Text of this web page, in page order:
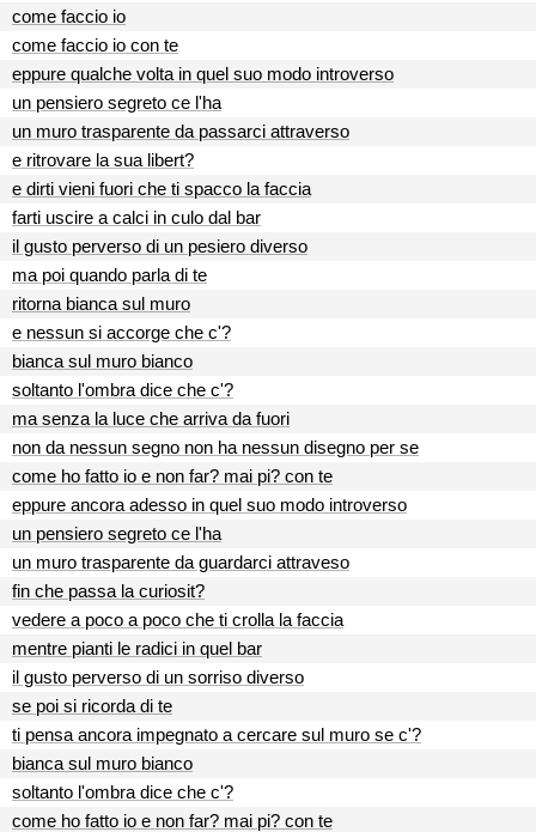
come faccio io
come faccio io con te
eppure qualche volta in quel suo modo introverso
un pensiero segreto ce l'ha
un muro trasparente da passarci attraverso
e ritrovare la sua libert?
e dirti vieni fuori che ti spacco la faccia
farti uscire a calci in culo dal bar
il gusto perverso di un pesiero diverso
ma poi quando parla di te
ritorna bianca sul muro
e nessun si accorge che c'?
bianca sul muro bianco
soltanto l'ombra dice che c'?
ma senza la luce che arriva da fuori
non da nessun segno non ha nessun disegno per se
come ho fatto io e non far? mai pi? con te
eppure ancora adesso in quel suo modo introverso
un pensiero segreto ce l'ha
un muro trasparente da guardarci attraveso
fin che passa la curiosit?
vedere a poco a poco che ti crolla la faccia
mentre pianti le radici in quel bar
il gusto perverso di un sorriso diverso
se poi si ricorda di te
ti pensa ancora impegnato a cercare sul muro se c'?
bianca sul muro bianco
soltanto l'ombra dice che c'?
come ho fatto io e non far? mai pi? con te